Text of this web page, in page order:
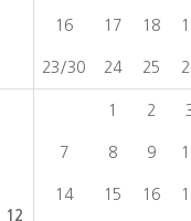
16 17 18
23/30 24 25
12
1 2
7 8 9
14 15 16